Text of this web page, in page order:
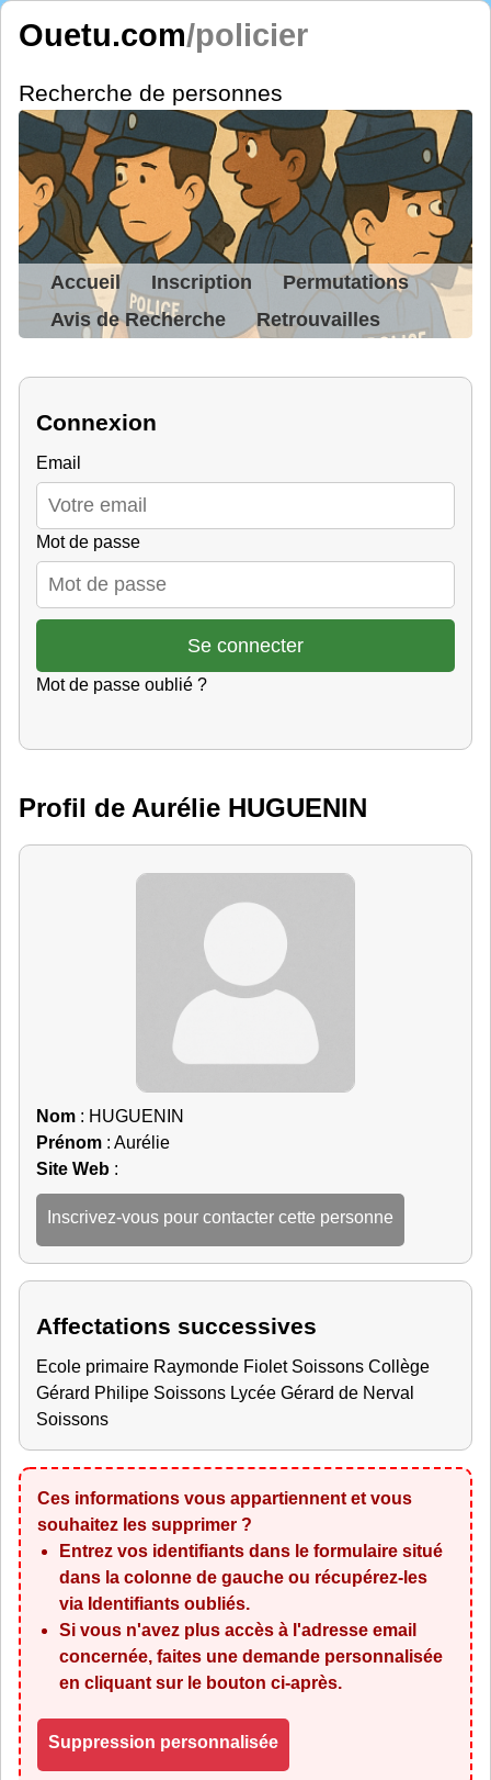
Ouetu.com/policier
Recherche de personnes
Accueil Inscription
Permutations
Avis de Recherche
Retrouvailles
Connexion
Email
Mot de passe
Mot de passe oublié ?
Profil de Aurélie HUGUENIN
Nom : HUGUENIN
Prénom : Aurélie
Site Web :
Inscrivez-vous pour contacter cette personne
Affectations successives
Ecole primaire Raymonde Fiolet Soissons Collège
Gérard Philipe Soissons Lycée Gérard de Nerval
Soissons
Ces informations vous appartiennent et vous
souhaitez les supprimer ?
Entrez vos identifiants dans le formulaire situé
dans la colonne de gauche ou récupérez-les
via Identifiants oubliés.
Si vous n'avez plus accès à l'adresse email
concernée, faites une demande personnalisée
en cliquant sur le bouton ci-après.
Suppression personnalisée